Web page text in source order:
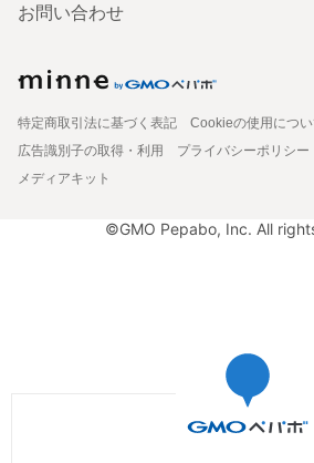
お問い合わせ
特定商取引法に基づく表記
Cookieの使用につ
広告識別子の取得・利用
プライバシーポリシー
メディアキット
©GMO Pepabo, Inc. All